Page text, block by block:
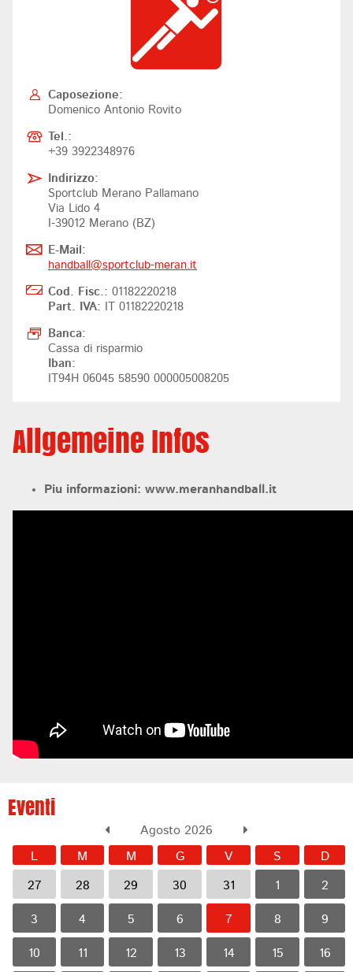
Caposezione:
Domenico Antonio Rovito
Tel.:
+39 3922348976
Indirizzo:
Sportclub Merano Pallamano
Via Lido 4
I-39012 Merano (BZ)
E-Mail:
handball@sportclub-meran.it
Cod. Fisc.: 01182220218
Part. IVA:
IT 01182220218
Banca:
Cassa di risparmio
Iban:
IT94H 06045 58590 000005008205
Allgemeine Infos
Piu informazioni: www.meranhandball.it
Eventi
Agosto 2026
L M M G V S D
27 28 29 30 31 1 2
3 4 5 6 7 8 9
10 11 12 13 14 15 16